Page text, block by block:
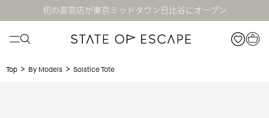
初の直営店が東京ミッドタウン日比谷にオープン
Top > By Models > Solstice Tote